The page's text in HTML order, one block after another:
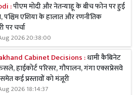
:पीएम मोदी और नेतन्याहू के बीच फोन पर हुई
पश्चिम एशिया के हालात और रणनीतिक
पर चर्चा
2026 20:38:00
Cabinet Decisions :धामी कैबिनेट
हाईकोर्ट परिसर, गौपालन, गंगा एक्सप्रेसवे
कई प्रस्तावों को मंजूरी
2026 18:14:37